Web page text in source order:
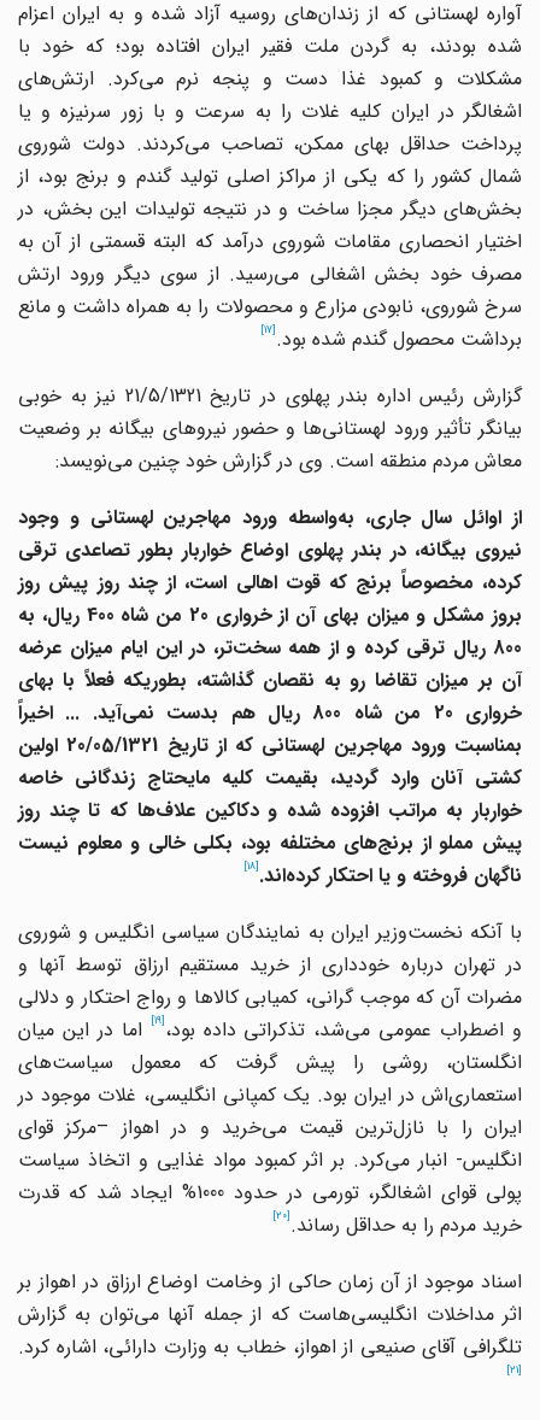
آواره لهستانی که از زندان‌های روسیه آزاد شده و به ایران اعزام
شده بودند، به گردن ملت فقیر ایران افتاده بود؛ که خود با
مشکلات و کمبود غذا دست و پنجه نرم می‌کرد. ارتش‌های
اشغالگر در ایران کلیه غلات را به سرعت و با زور سرنیزه و یا
پرداخت حداقل بهای ممکن، تصاحب می‌کردند. دولت شوروی
شمال کشور را که یکی از مراکز اصلی تولید گندم و برنج بود، از
بخش‌های دیگر مجزا ساخت و در نتیجه تولیدات این بخش، در
اختیار انحصاری مقامات شوروی درآمد که البته قسمتی از آن به
مصرف خود بخش اشغالی می‌رسید. از سوی دیگر ورود ارتش
سرخ شوروی، نابودی مزارع و محصولات را به همراه داشت و مانع
برداشت محصول گندم شده بود.
گزارش رئیس اداره بندر پهلوی در تاریخ 21/5/1321 نیز به خوبی
بیانگر تأثیر ورود لهستانی‌ها و حضور نیروهای بیگانه بر وضعیت
معاش مردم منطقه است. وی در گزارش خود چنین می‌نویسد:
از اوائل سال جاری، به‌واسطه ورود مهاجرین لهستانی و وجود
نیروی بیگانه، در بندر پهلوی اوضاع خواربار بطور تصاعدی ترقی
کرده، مخصوصاً برنج که قوت اهالی است، از چند روز پیش روز
بروز مشکل و میزان بهای آن از خرواری 20 من شاه 400 ریال، به
800 ریال ترقی کرده و از همه سخت‌تر، در این ایام میزان عرضه
آن بر میزان تقاضا رو به نقصان گذاشته، بطوریکه فعلاً با بهای
خرواری 20 من شاه 800 ریال هم بدست نمی‌آید. ... اخیراً
بمناسبت ورود مهاجرین لهستانی که از تاریخ 20/05/1321 اولین
کشتی آنان وارد گردید، بقیمت کلیه مایحتاج زندگانی خاصه
خواربار به مراتب افزوده شده و دکاکین علاف‌ها که تا چند روز
پیش مملو از برنج‌های مختلفه بود، بکلی خالی و معلوم نیست
ناگهان فروخته و یا احتکار کرده‌اند.[18]
با آنکه نخست‌وزیر ایران به نمایندگان سیاسی انگلیس و شوروی
در تهران درباره خودداری از خرید مستقیم ارزاق توسط آنها و
مضرات آن که موجب گرانی، کمیابی کالاها و رواج احتکار و دلالی
و اضطراب عمومی می‌شد، تذکراتی داده بود، اما در این میان
انگلستان، روشی را پیش گرفت که معمول سیاست‌های
استعماری‌اش در ایران بود. یک کمپانی انگلیسی، غلات موجود در
ایران را با نازل‌ترین قیمت می‌خرید و در اهواز –مرکز قوای
انگلیس- انبار می‌کرد. بر اثر کمبود مواد غذایی و اتخاذ سیاست
پولی قوای اشغالگر، تورمی در حدود 1000% ایجاد شد که قدرت
خرید مردم را به حداقل رساند.
اسناد موجود از آن زمان حاکی از وخامت اوضاع ارزاق در اهواز بر
اثر مداخلات انگلیسی‌هاست که از جمله آنها می‌توان به گزارش
تلگرافی آقای صنیعی از اهواز، خطاب به وزارت دارائی، اشاره کرد.